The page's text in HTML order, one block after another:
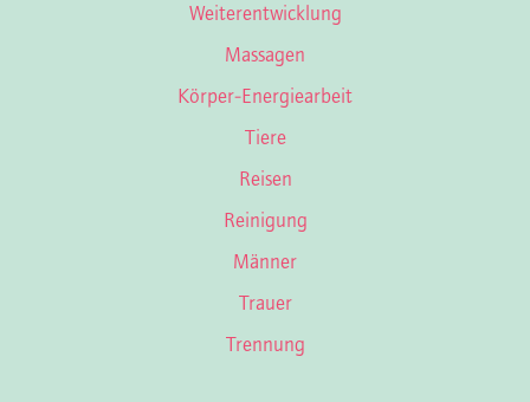
Weiterentwicklung
Massagen
Körper-Energiearbeit
Tiere
Reisen
Reinigung
Männer
Trauer
Trennung